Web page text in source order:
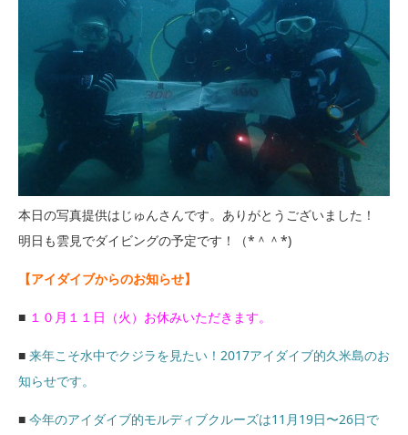
本日の写真提供はじゅんさんです。ありがとうございました！
明日も雲見でダイビングの予定です！（*＾＾*)
【アイダイブからのお知らせ】
■ １０月１１日（火）お休みいただきます。
■ 来年こそ水中でクジラを見たい！2017アイダイブ的久米島のお
知らせです。
■ 今年のアイダイブ的モルディブクルーズは11月19日〜26日で